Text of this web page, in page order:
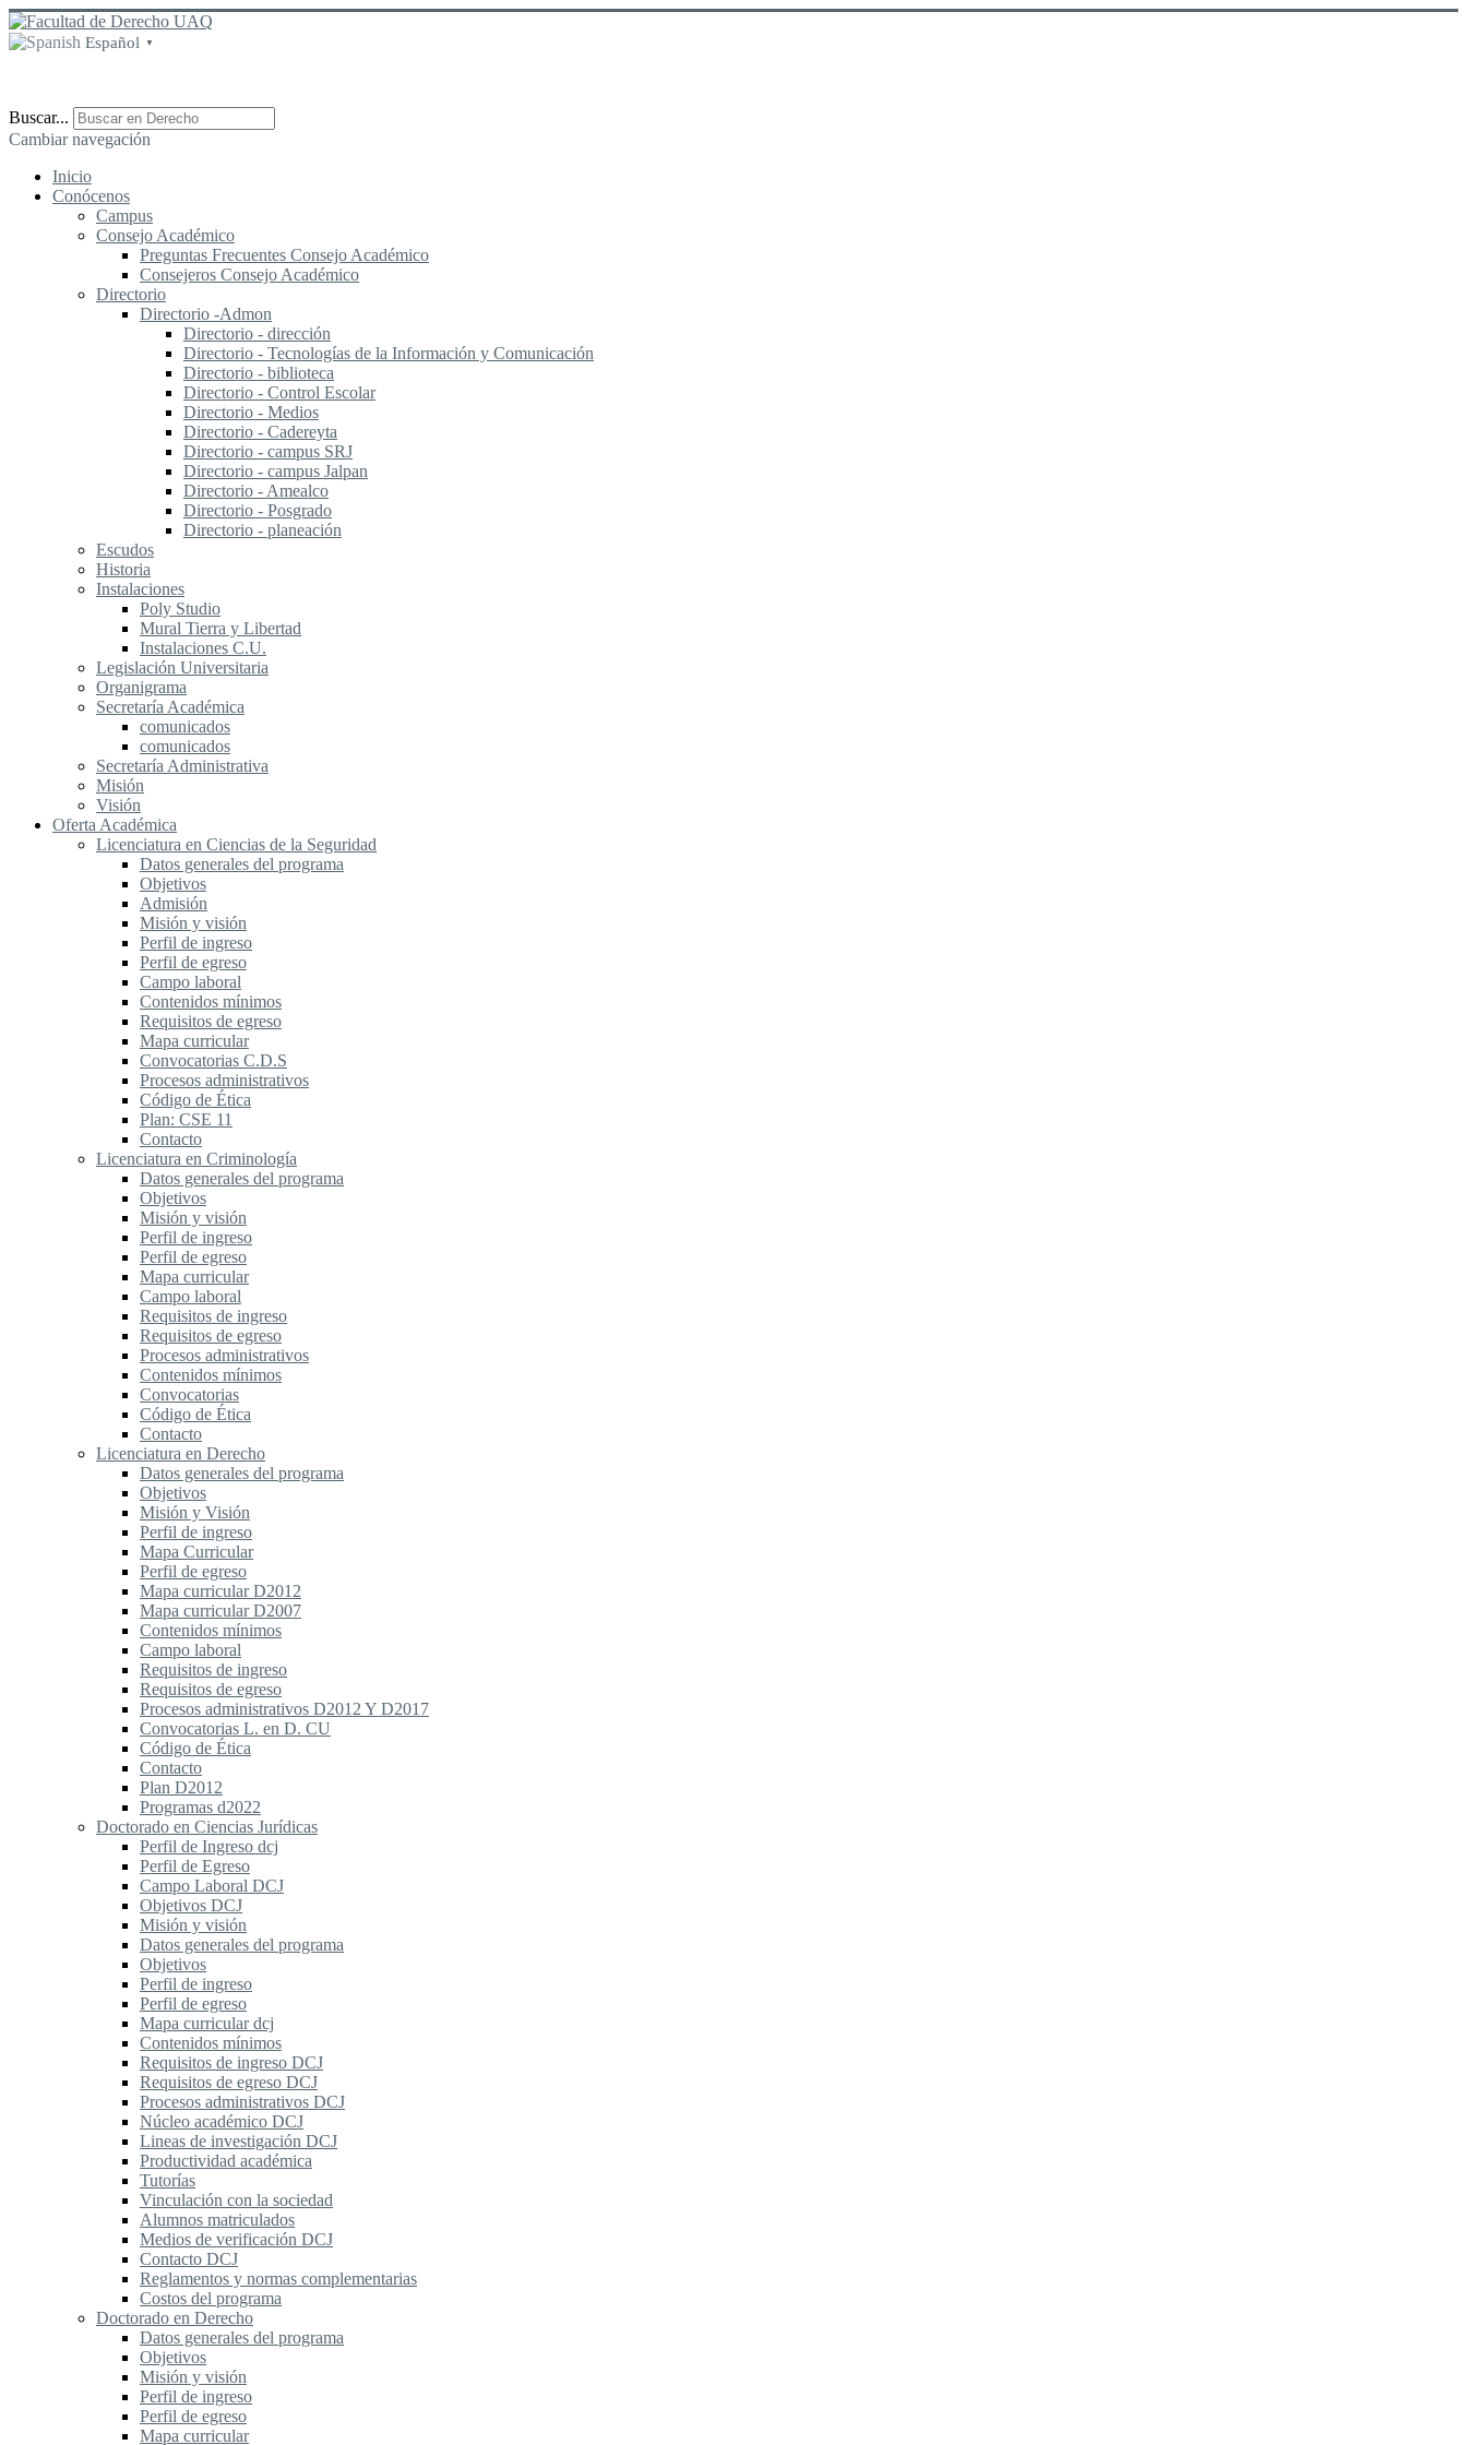
Español ▼
Buscar...
Cambiar navegación
Inicio
Conócenos
Campus
Consejo Académico
Preguntas Frecuentes Consejo Académico
Consejeros Consejo Académico
Directorio
Directorio -Admon
Directorio - dirección
Directorio - Tecnologías de la Información y Comunicación
Directorio - biblioteca
Directorio - Control Escolar
Directorio - Medios
Directorio - Cadereyta
Directorio - campus SRJ
Directorio - campus Jalpan
Directorio - Amealco
Directorio - Posgrado
Directorio - planeación
Escudos
Historia
Instalaciones
Poly Studio
Mural Tierra y Libertad
Instalaciones C.U.
Legislación Universitaria
Organigrama
Secretaría Académica
comunicados
comunicados
Secretaría Administrativa
Misión
Visión
Oferta Académica
Licenciatura en Ciencias de la Seguridad
Datos generales del programa
Objetivos
Admisión
Misión y visión
Perfil de ingreso
Perfil de egreso
Campo laboral
Contenidos mínimos
Requisitos de egreso
Mapa curricular
Convocatorias C.D.S
Procesos administrativos
Código de Ética
Plan: CSE 11
Contacto
Licenciatura en Criminología
Datos generales del programa
Objetivos
Misión y visión
Perfil de ingreso
Perfil de egreso
Mapa curricular
Campo laboral
Requisitos de ingreso
Requisitos de egreso
Procesos administrativos
Contenidos mínimos
Convocatorias
Código de Ética
Contacto
Licenciatura en Derecho
Datos generales del programa
Objetivos
Misión y Visión
Perfil de ingreso
Mapa Curricular
Perfil de egreso
Mapa curricular D2012
Mapa curricular D2007
Contenidos mínimos
Campo laboral
Requisitos de ingreso
Requisitos de egreso
Procesos administrativos D2012 Y D2017
Convocatorias L. en D. CU
Código de Ética
Contacto
Plan D2012
Programas d2022
Doctorado en Ciencias Jurídicas
Perfil de Ingreso dcj
Perfil de Egreso
Campo Laboral DCJ
Objetivos DCJ
Misión y visión
Datos generales del programa
Objetivos
Perfil de ingreso
Perfil de egreso
Mapa curricular dcj
Contenidos mínimos
Requisitos de ingreso DCJ
Requisitos de egreso DCJ
Procesos administrativos DCJ
Núcleo académico DCJ
Lineas de investigación DCJ
Productividad académica
Tutorías
Vinculación con la sociedad
Alumnos matriculados
Medios de verificación DCJ
Contacto DCJ
Reglamentos y normas complementarias
Costos del programa
Doctorado en Derecho
Datos generales del programa
Objetivos
Misión y visión
Perfil de ingreso
Perfil de egreso
Mapa curricular